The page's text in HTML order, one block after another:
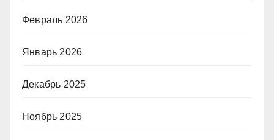
Февраль 2026
Январь 2026
Декабрь 2025
Ноябрь 2025